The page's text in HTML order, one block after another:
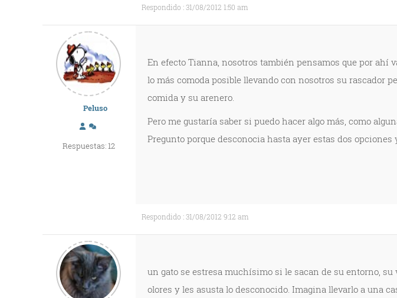
Respondido : 31/08/2012 1:50 am
Peluso
Respuestas: 12
En efecto Tianna, nosotros también pensamos que por ahí
lo más comoda posible llevando con nosotros su rascador
comida y su arenero.
Pero me gustaría saber si puedo hacer algo más, como
Pregunto porque desconocia hasta ayer estas dos
Respondido : 31/08/2012 9:12 am
un gato se estresa muchísimo si le sacan de su entorno, su
olores y les asusta lo desconocido. Imagina llevarlo a una